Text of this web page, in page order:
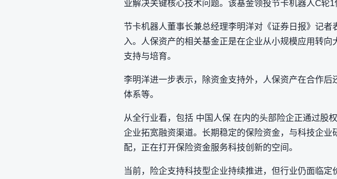
业解决关键核心技术问题。该基金领投节卡机器人C轮
节卡机器人董事长兼总经理李明洋对《证券日报》记
入。人保资产的相关基金正是在企业从小规模应用转
支持与培育。
李明洋进一步表示，除资金支持外，人保资产在合作
体系等。
从全行业看，包括 中国人保 在内的头部险企正通过股
企业拓宽融资渠道。长期稳定的保险资金，与科技企
配，正在打开保险资金服务科技创新的空间。
当前，险企支持科技型企业持续推进，但行业仍面临